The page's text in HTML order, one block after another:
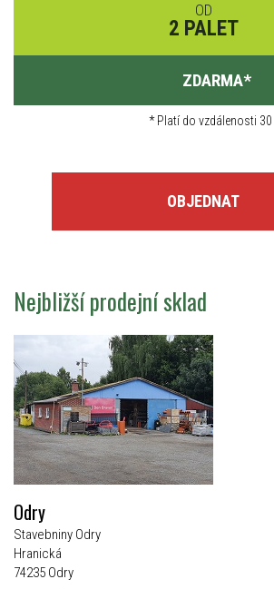
OD
2 PALET
ZDARMA*
*Platí do vzdálenosti 30
OBJEDNAT
Nejbližší prodejní sklad
Odry
Stavebniny Odry
Hranická
74235 Odry